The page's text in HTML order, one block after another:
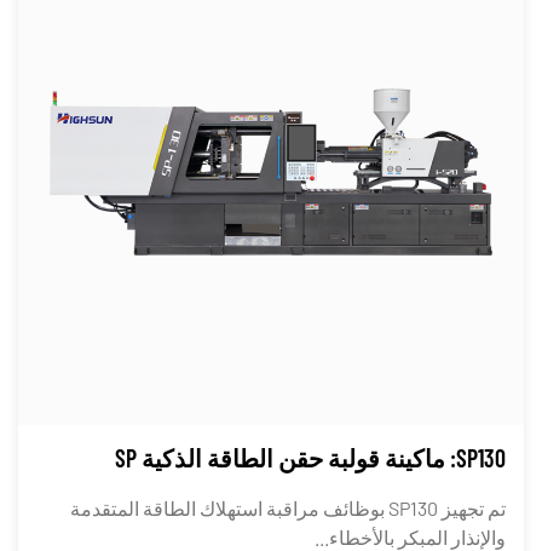
SP130: ماكينة قولبة حقن الطاقة الذكية SP
تم تجهيز SP130 بوظائف مراقبة استهلاك الطاقة المتقدمة
والإنذار المبكر بالأخطاء...